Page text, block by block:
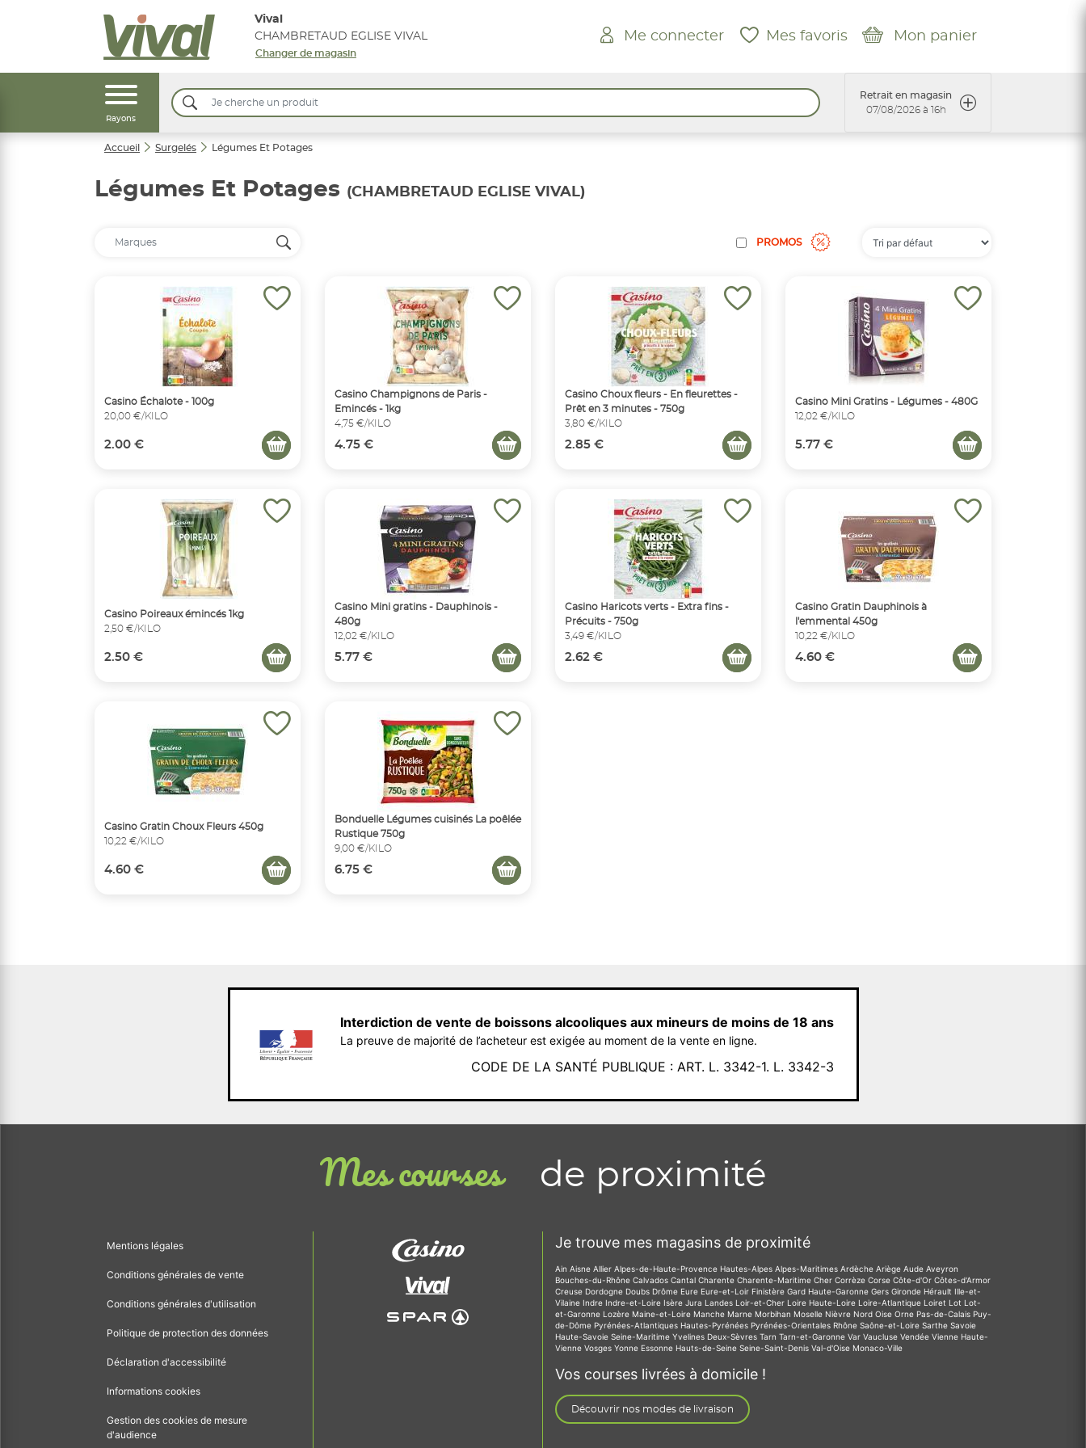
Vival
CHAMBRETAUD EGLISE VIVAL
Changer de magasin
Me connecter Mes favoris Mon panier
Rayons
Retrait en magasin
07/08/2026 à 16h
Accueil Surgelés Légumes Et Potages
Légumes Et Potages (CHAMBRETAUD EGLISE VIVAL)
PROMOS
Casino Échalote - 100g
20,00 €/KILO
2.00 €
Casino Champignons de Paris -
Emincés - 1kg
4,75 €/KILO
4.75 €
Casino Choux fleurs - En fleurettes -
Prêt en 3 minutes - 750g
3,80 €/KILO
2.85 €
Casino Mini Gratins - Légumes - 480G
12,02 €/KILO
5.77 €
Casino Poireaux émincés 1kg
2,50 €/KILO
2.50 €
Casino Mini gratins - Dauphinois -
480g
12,02 €/KILO
5.77 €
Casino Haricots verts - Extra fins -
Précuits - 750g
3,49 €/KILO
2.62 €
Casino Gratin Dauphinois à
l'emmental 450g
10,22 €/KILO
4.60 €
Casino Gratin Choux Fleurs 450g
10,22 €/KILO
4.60 €
Bonduelle Légumes cuisinés La poêlée
Rustique 750g
9,00 €/KILO
6.75 €
Interdiction de vente de boissons alcooliques aux mineurs de moins de 18 ans
La preuve de majorité de l’acheteur est exigée au moment de la vente en ligne.
CODE DE LA SANTÉ PUBLIQUE : ART. L. 3342-1. L. 3342-3
Mes courses de proximité
Mentions légales
Conditions générales de vente
Conditions générales d'utilisation
Politique de protection des données
Déclaration d'accessibilité
Informations cookies
Gestion des cookies de mesure
d'audience
Je trouve mes magasins de proximité
Ain Aisne Allier Alpes-de-Haute-Provence Hautes-Alpes Alpes-Maritimes Ardèche Ariège Aude Aveyron
Bouches-du-Rhône Calvados Cantal Charente Charente-Maritime Cher Corrèze Corse Côte-d'Or Côtes-d'Armor
Creuse Dordogne Doubs Drôme Eure Eure-et-Loir Finistère Gard Haute-Garonne Gers Gironde Hérault Ille-et-
Vilaine Indre Indre-et-Loire Isère Jura Landes Loir-et-Cher Loire Haute-Loire Loire-Atlantique Loiret Lot Lot-
et-Garonne Lozère Maine-et-Loire Manche Marne Morbihan Moselle Nièvre Nord Oise Orne Pas-de-Calais Puy-
de-Dôme Pyrénées-Atlantiques Hautes-Pyrénées Pyrénées-Orientales Rhône Saône-et-Loire Sarthe Savoie
Haute-Savoie Seine-Maritime Yvelines Deux-Sèvres Tarn Tarn-et-Garonne Var Vaucluse Vendée Vienne Haute-
Vienne Vosges Yonne Essonne Hauts-de-Seine Seine-Saint-Denis Val-d'Oise Monaco-Ville
Vos courses livrées à domicile !
Découvrir nos modes de livraison